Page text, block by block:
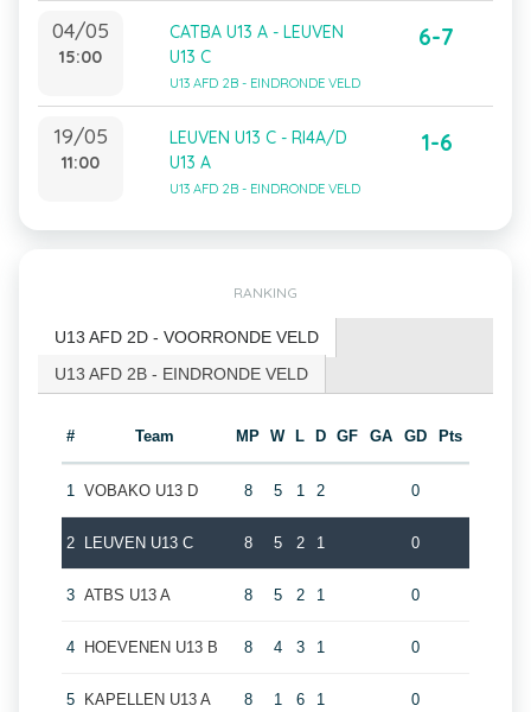
04/05
15:00
CATBA U13 A - LEUVEN
U13 C
U13 AFD 2B - EINDRONDE VELD
6-7
19/05
11:00
LEUVEN U13 C - RI4A/D
U13 A
U13 AFD 2B - EINDRONDE VELD
1-6
RANKING
U13 AFD 2D - VOORRONDE VELD
U13 AFD 2B - EINDRONDE VELD
# Team MP W L D GF GA GD Pts
1 VOBAKO U13 D 8 5 1 2 0
2 LEUVEN U13 C 8 5 2 1 0
3 ATBS U13 A 8 5 2 1 0
4 HOEVENEN U13 B 8 4 3 1 0
5 KAPELLEN U13 A 8 1 6 1 0